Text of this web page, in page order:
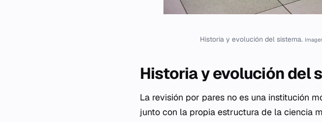
Historia y evolución del sistema.
Historia y evolución del
La revisión por pares no es una institución
junto con la propia estructura de la ciencia